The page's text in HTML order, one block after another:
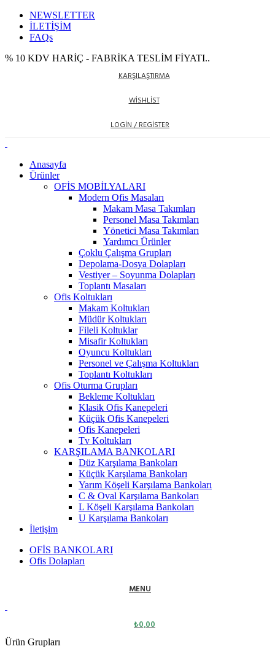
NEWSLETTER
İLETİŞİM
FAQs
% 10 KDV HARİÇ - FABRİKA TESLİM FİYATI..
KARŞILAŞTIRMA
WISHLIST
LOGIN / REGISTER
Anasayfa
Ürünler
OFİS MOBİLYALARI
Modern Ofis Masaları
Makam Masa Takımları
Personel Masa Takımları
Yönetici Masa Takımları
Yardımcı Ürünler
Çoklu Çalışma Grupları
Depolama-Dosya Dolapları
Vestiyer – Soyunma Dolapları
Toplantı Masaları
Ofis Koltukları
Makam Koltukları
Müdür Koltukları
Fileli Koltuklar
Misafir Koltukları
Oyuncu Koltukları
Personel ve Çalışma Koltukları
Toplantı Koltukları
Ofis Oturma Grupları
Bekleme Koltukları
Klasik Ofis Kanepeleri
Küçük Ofis Kanepeleri
Ofis Kanepeleri
Tv Koltukları
KARŞILAMA BANKOLARI
Düz Karşılama Bankoları
Küçük Karşılama Bankoları
Yarım Köşeli Karşılama Bankoları
C & Oval Karşılama Bankoları
L Köşeli Karşılama Bankoları
U Karşılama Bankoları
İletişim
OFİS BANKOLARI
Ofis Dolapları
MENU
₺0,00
Ürün Grupları